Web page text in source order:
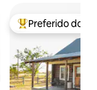
Entre os
Preferido dos